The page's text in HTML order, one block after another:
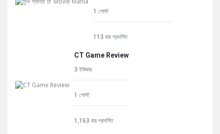
1 পোস্ট
113 বার প্রদর্শিত
CT Game Review
3 ইউজার
1 পোস্ট
1,163 বার প্রদর্শিত